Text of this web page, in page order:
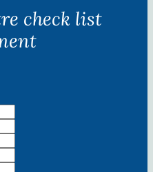
check list